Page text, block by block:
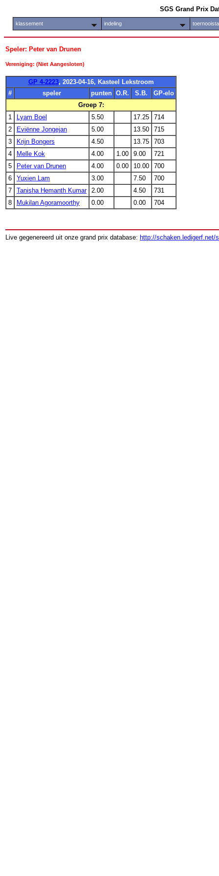
SGS Grand Prix
klassement indeling
Speler: Peter van Drunen
Vereniging: (Niet Aangesloten)
GP 4-2223, 2023-04-16, Kasteel Lekstroom
#
speler punten O.R. S.B.
GP-elo
Groep 7:
1
Lyam Boel 5.50 17.25
714
2
Eviënne Jongejan 5.00 13.50
715
3
Krijn Bongers 4.50 13.75
703
4
Melle Kok 4.00 1.00 9.00
721
5
Peter van Drunen 4.00 0.00 10.00
700
6
Yuxien Lam 3.00 7.50
700
7
Tanisha Hemanth Kumar 2.00 4.50
731
8
Mukilan Agoramoorthy 0.00 0.00 704
Live gegenereerd uit onze grand prix database: http://schaken.ledigerf.net/